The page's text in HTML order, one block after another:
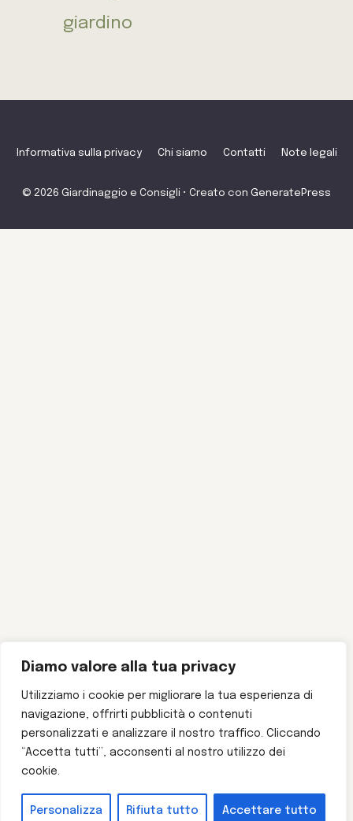
Diamo valore alla tua privacy
Utilizziamo i cookie per migliorare la tua esperienza di
navigazione, offrirti pubblicità o contenuti
personalizzati e analizzare il nostro traffico. Cliccando
“Accetta tutti”, acconsenti al nostro utilizzo dei
cookie.
Personalizza Rifiuta tutto Accettare tutto
giardino
Informativa sulla privacy Chi siamo Contatti Note legali
© 2026 Giardinaggio e Consigli • Creato con GeneratePress